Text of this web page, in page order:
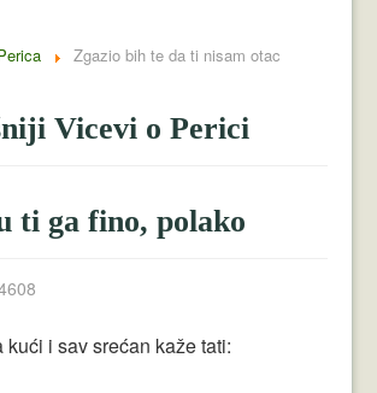
Zgazio bih te da ti nisam otac
Vicevi o Perici
ti ga fino, polako
kući i sav srećan kaže tati: